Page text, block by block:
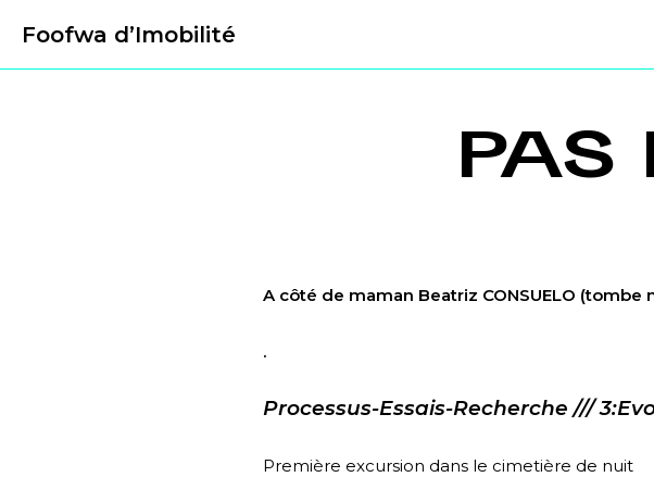
Foofwa d’Imobilité
PAS
A côté de maman Beatriz CONSUELO (tombe
.
Processus-Essais-Recherche ///
Première excursion dans le cimetière de nuit